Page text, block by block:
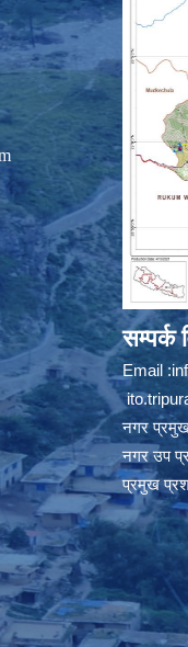
सम्पर्क
Email :
नगर
नगर उप
प्रमुख